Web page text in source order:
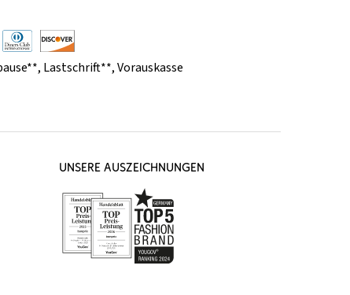
, Lastschrift**,Vorauskasse
UNSERE AUSZEICHNUNGEN